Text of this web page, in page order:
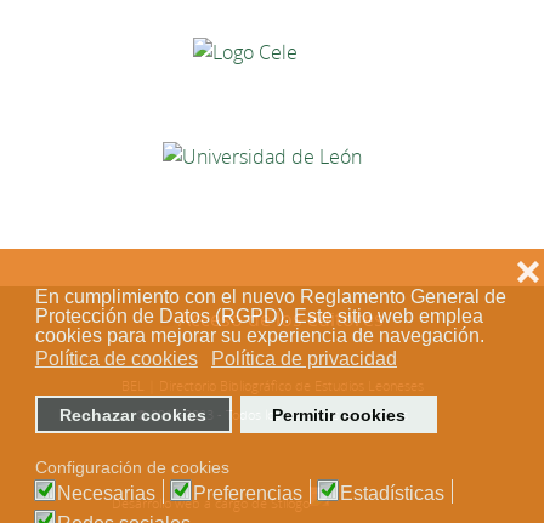
En cumplimiento con el nuevo Reglamento General de
Protección de Datos (RGPD). Este sitio web emplea
cookies para mejorar su experiencia de navegación.
Política de cookies
Política de privacidad
Rechazar cookies Permitir cookies
❌
Configuración de cookies
Necesarias Preferencias
Estadísticas
Acceso de los editores
© 2018-2023 - Todos los derechos reservados
Desarrollo web a cargo de Stílogo